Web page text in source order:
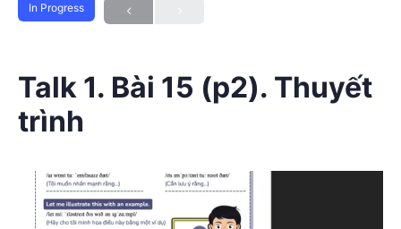
In Progress
Talk 1. Bài 15 (p2). Thuyết
trình